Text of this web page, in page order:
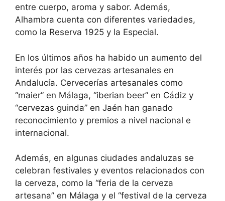
entre cuerpo, aroma y sabor. Además,
Alhambra cuenta con diferentes variedades,
como la Reserva 1925 y la Especial.
En los últimos años ha habido un aumento del
interés por las cervezas artesanales en
Andalucía. Cervecerías artesanales como
“maier” en Málaga, “iberian beer” en Cádiz y
“cervezas guinda” en Jaén han ganado
reconocimiento y premios a nivel nacional e
internacional.
Además, en algunas ciudades andaluzas se
celebran festivales y eventos relacionados con
la cerveza, como la “feria de la cerveza
artesana” en Málaga y el “festival de la cerveza